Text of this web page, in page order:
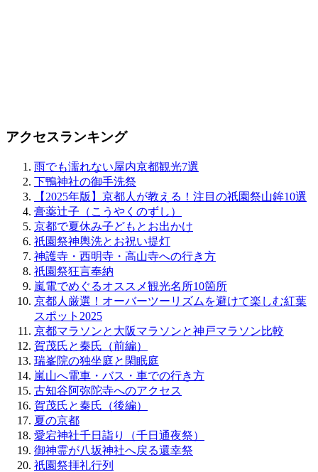
アクセスランキング
雨でも濡れない屋内京都観光7選
下鴨神社の御手洗祭
【2025年版】京都人が教える！注目の祇園祭山鉾10選
膏薬辻子（こうやくのずし）
京都で夏休み子どもとお出かけ
祇園祭神輿洗とお祝い提灯
神護寺・西明寺・高山寺への行き方
祇園祭狂言奉納
嵐電でめぐるオススメ観光名所10箇所
京都人厳選！オーバーツーリズムを避けて楽しむ紅葉
スポット2025
京都マラソンと大阪マラソンと神戸マラソン比較
賀茂氏と秦氏（前編）
瑞峯院の独坐庭と閑眠庭
嵐山へ電車・バス・車での行き方
古知谷阿弥陀寺へのアクセス
賀茂氏と秦氏（後編）
夏の京都
愛宕神社千日詣り（千日通夜祭）
御神霊が八坂神社へ戻る還幸祭
祇園祭拝礼行列